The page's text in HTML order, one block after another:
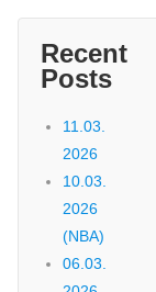
Recent
Posts
11.03.
2026
10.03.
2026
(NBA)
06.03.